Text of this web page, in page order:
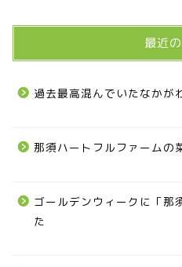
最近
過去最高混んでいたなかが
那須ハートフルファームの
ゴールデンウィークに「那
た